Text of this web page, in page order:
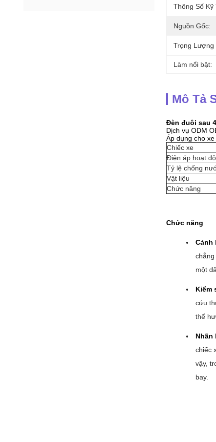
Thông Số Kỹ
Nguồn Gốc:
Trọng Lượng
Làm nổi bật:
Mô Tả
Đèn đuôi sau
Dịch vụ ODM
Áp dụng cho
Chiếc xe
Điện áp hoạt
Tỷ lệ chống
Vật liệu
Chức năng
Chức năng
Cảnh
một
Kiểm
cứu
thể
Nhãn
chiếc
vậy,
bay.